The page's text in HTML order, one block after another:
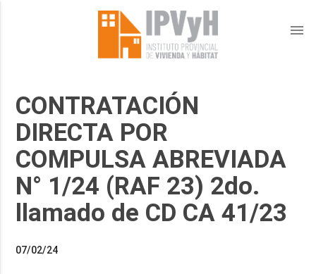
menu
CONTRATACIÓN
DIRECTA POR
COMPULSA ABREVIADA
N° 1/24 (RAF 23) 2do.
llamado de CD CA 41/23
07/02/24